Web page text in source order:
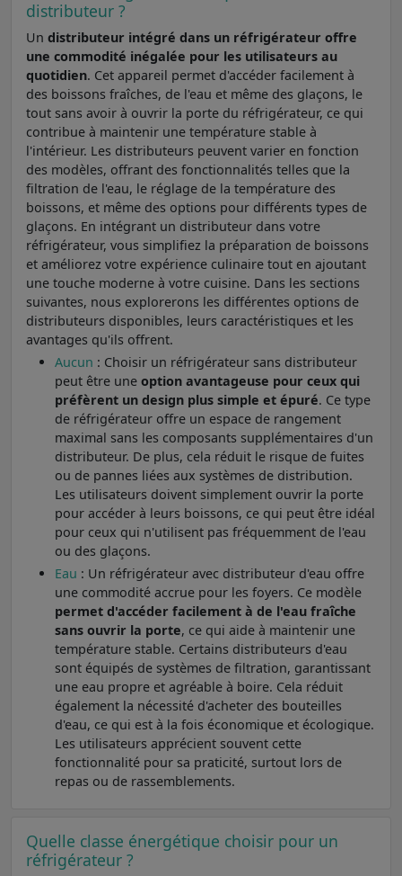
distributeur ?
Un distributeur intégré dans un réfrigérateur offre
une commodité inégalée pour les utilisateurs au
quotidien. Cet appareil permet d'accéder facilement à
des boissons fraîches, de l'eau et même des glaçons, le
tout sans avoir à ouvrir la porte du réfrigérateur, ce qui
contribue à maintenir une température stable à
l'intérieur. Les distributeurs peuvent varier en fonction
des modèles, offrant des fonctionnalités telles que la
filtration de l'eau, le réglage de la température des
boissons, et même des options pour différents types de
glaçons. En intégrant un distributeur dans votre
réfrigérateur, vous simplifiez la préparation de boissons
et améliorez votre expérience culinaire tout en ajoutant
une touche moderne à votre cuisine. Dans les sections
suivantes, nous explorerons les différentes options de
distributeurs disponibles, leurs caractéristiques et les
avantages qu'ils offrent.
Aucun : Choisir un réfrigérateur sans distributeur
peut être une option avantageuse pour ceux qui
préfèrent un design plus simple et épuré. Ce type
de réfrigérateur offre un espace de rangement
maximal sans les composants supplémentaires d'un
distributeur. De plus, cela réduit le risque de fuites
ou de pannes liées aux systèmes de distribution.
Les utilisateurs doivent simplement ouvrir la porte
pour accéder à leurs boissons, ce qui peut être idéal
pour ceux qui n'utilisent pas fréquemment de l'eau
ou des glaçons.
Eau : Un réfrigérateur avec distributeur d'eau offre
une commodité accrue pour les foyers. Ce modèle
permet d'accéder facilement à de l'eau fraîche
sans ouvrir la porte, ce qui aide à maintenir une
température stable. Certains distributeurs d'eau
sont équipés de systèmes de filtration, garantissant
une eau propre et agréable à boire. Cela réduit
également la nécessité d'acheter des bouteilles
d'eau, ce qui est à la fois économique et écologique.
Les utilisateurs apprécient souvent cette
fonctionnalité pour sa praticité, surtout lors de
repas ou de rassemblements.
Quelle classe énergétique choisir pour un
réfrigérateur ?